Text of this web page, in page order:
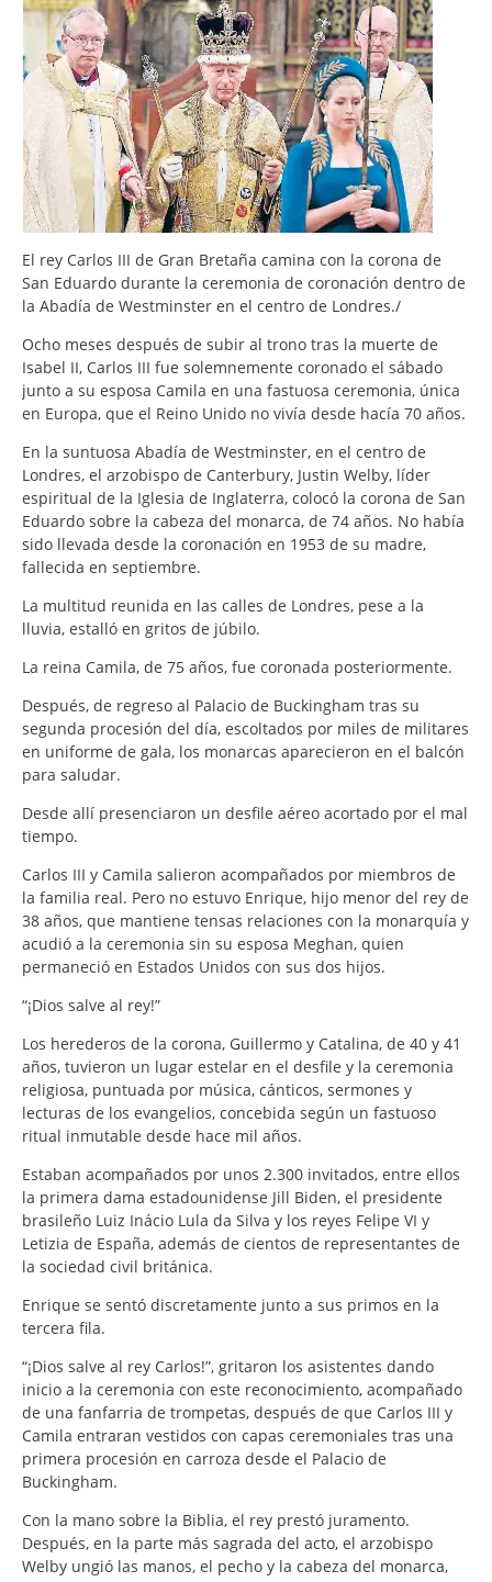
El rey Carlos III de Gran Bretaña camina con la corona de
San Eduardo durante la ceremonia de coronación dentro de
la Abadía de Westminster en el centro de Londres./
Ocho meses después de subir al trono tras la muerte de
Isabel II, Carlos III fue solemnemente coronado el sábado
junto a su esposa Camila en una fastuosa ceremonia, única
en Europa, que el Reino Unido no vivía desde hacía 70 años.
En la suntuosa Abadía de Westminster, en el centro de
Londres, el arzobispo de Canterbury, Justin Welby, líder
espiritual de la Iglesia de Inglaterra, colocó la corona de San
Eduardo sobre la cabeza del monarca, de 74 años. No había
sido llevada desde la coronación en 1953 de su madre,
fallecida en septiembre.
La multitud reunida en las calles de Londres, pese a la
lluvia, estalló en gritos de júbilo.
La reina Camila, de 75 años, fue coronada posteriormente.
Después, de regreso al Palacio de Buckingham tras su
segunda procesión del día, escoltados por miles de militares
en uniforme de gala, los monarcas aparecieron en el balcón
para saludar.
Desde allí presenciaron un desfile aéreo acortado por el mal
tiempo.
Carlos III y Camila salieron acompañados por miembros de
la familia real. Pero no estuvo Enrique, hijo menor del rey de
38 años, que mantiene tensas relaciones con la monarquía y
acudió a la ceremonia sin su esposa Meghan, quien
permaneció en Estados Unidos con sus dos hijos.
“¡Dios salve al rey!”
Los herederos de la corona, Guillermo y Catalina, de 40 y 41
años, tuvieron un lugar estelar en el desfile y la ceremonia
religiosa, puntuada por música, cánticos, sermones y
lecturas de los evangelios, concebida según un fastuoso
ritual inmutable desde hace mil años.
Estaban acompañados por unos 2.300 invitados, entre ellos
la primera dama estadounidense Jill Biden, el presidente
brasileño Luiz Inácio Lula da Silva y los reyes Felipe VI y
Letizia de España, además de cientos de representantes de
la sociedad civil británica.
Enrique se sentó discretamente junto a sus primos en la
tercera fila.
“¡Dios salve al rey Carlos!”, gritaron los asistentes dando
inicio a la ceremonia con este reconocimiento, acompañado
de una fanfarria de trompetas, después de que Carlos III y
Camila entraran vestidos con capas ceremoniales tras una
primera procesión en carroza desde el Palacio de
Buckingham.
Con la mano sobre la Biblia, el rey prestó juramento.
Después, en la parte más sagrada del acto, el arzobispo
Welby ungió las manos, el pecho y la cabeza del monarca,